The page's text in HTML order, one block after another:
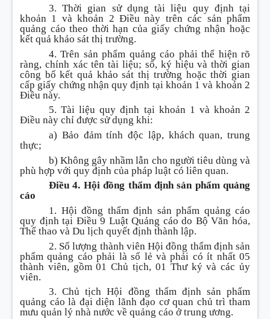
3. Thời gian sử dụng tài liệu quy định tại
khoản 1 và khoản 2 Điều này trên các sản phẩm
quảng cáo theo thời hạn của giấy chứng nhận hoặc
kết quả khảo sát thị trường.
4. Trên sản phẩm quảng cáo phải thể hiện rõ
ràng, chính xác tên tài liệu; số, ký hiệu và thời gian
công bố kết quả khảo sát thị trường hoặc thời gian
cấp giấy chứng nhận quy định tại khoản 1 và khoản 2
Điều này.
5. Tài liệu quy định tại khoản 1 và khoản 2
Điều này chỉ được sử dụng khi:
a) Bảo đảm tính độc lập, khách quan, trung
thực;
b) Không gây nhầm lẫn cho người tiêu dùng và
phù hợp với quy định của pháp luật có liên quan.
Điều 4. Hội đồng thẩm định sản phẩm quảng
cáo
1. Hội đồng thẩm định sản phẩm quảng cáo
quy định tại Điều 9 Luật Quảng cáo do Bộ Văn hóa,
Thể thao và Du lịch quyết định thành lập.
2. Số lượng thành viên Hội đồng thẩm định sản
phẩm quảng cáo phải là số lẻ và phải có ít nhất 05
thành viên, gồm 01 Chủ tịch, 01 Thư ký và các ủy
viên.
3. Chủ tịch Hội đồng thẩm định sản phẩm
quảng cáo là đại diện lãnh đạo cơ quan chủ trì tham
mưu quản lý nhà nước về quảng cáo ở trung ương.